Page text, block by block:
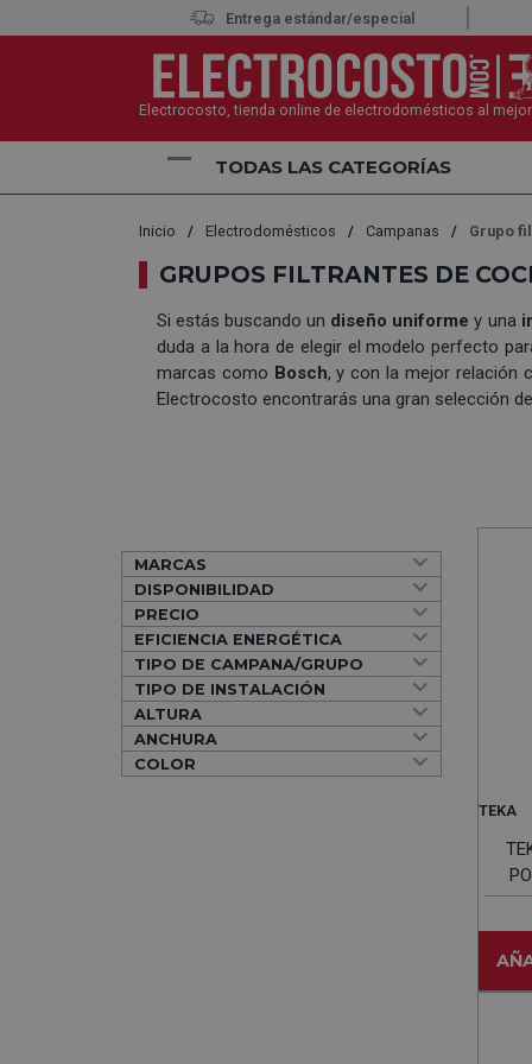
Entrega estándar/especial
Electrocosto, tienda online de electrodomésticos al
TODAS LAS CATEGORÍAS
Inicio Electrodomésticos Campanas Grupo
GRUPOS FILTRANTES DE
Si estás buscando un diseño uniforme y una
duda a la hora de elegir el modelo perfecto
marcas como Bosch, y con la mejor relación
Electrocosto encontrarás una gran selección
MARCAS
DISPONIBILIDAD
PRECIO
EFICIENCIA ENERGÉTICA
TIPO DE CAMPANA/GRUPO
TIPO DE INSTALACIÓN
ALTURA
ANCHURA
COLOR
TEKA